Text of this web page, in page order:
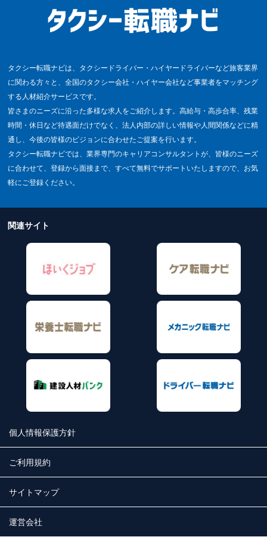
タクシー転職ナビは、タクシードライバー・ハイヤードライバーなど旅客業界
に関わる方々と、全国のタクシー会社・ハイヤー会社など事業者をマッチング
する人材紹介サービスです。
皆さまのニーズに沿った多様な求人をご紹介します。高給与・高歩合率、残業
時間・休日など待遇面だけでなく、法人内部の詳しい情報や人間関係などに精
通し、今後の皆様のビジョンに合わせたご提案を行います。
タクシー転職ナビでは、業界専門のキャリアコンサルタントが、皆様のニーズ
に合わせて、登録から面接まで、すべて無料でサポートいたしますので、お気
軽にご登録ください。
関連サイト
個人情報保護方針
ご利用規約
サイトマップ
運営会社